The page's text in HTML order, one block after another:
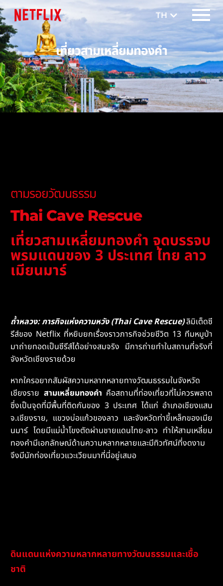
TH
EN
เที่ยวสามเหลี่ยมทองคำ
ตามรอยวัฒนธรรม
Thai Cave Rescue
เที่ยวสามเหลี่ยมทองคำ จุดบรรจบ
พรมแดนของ 3 ประเทศ ไทย ลาว
เมียนมาร์
ถ้ำหลวง: ภารกิจแห่งความหวัง (Thai Cave Rescue)ลิมิเต็ดซี
รีส์ของ Netflix ที่หยิบยกเรื่องราวภารกิจช่วยชีวิต 13 ทีมหมูป่า
มาถ่ายทอดเป็นซีรีส์ได้อย่างสมจริง มีการถ่ายทำในสถานที่จริงที่
จังหวัดเชียงรายด้วย
หากใครอยากสัมผัสความหลากหลายทางวัฒนธรรมในจังหวัด
เชียงราย สามเหลี่ยมทองคำ คือสถานที่ท่องเที่ยวที่ไม่ควรพลาด
ซึ่งเป็นจุดที่มีพื้นที่ติดกันของ 3 ประเทศ ได้แก่ อำเภอเชียงแสน
จ.เชียงราย, แขวงบ่อแก้วของลาว และจังหวัดท่าขี้เหล็กของเมีย
นมาร์ โดยมีแม่น้ำโขงตัดผ่านชายแดนไทย-ลาว ทำให้สามเหลี่ยม
ทองคำมีเอกลักษณ์ด้านความหลากหลายและมีทิวทัศน์ที่งดงาม
จึงมีนักท่องเที่ยวแวะเวียนมาที่นี่อยู่เสมอ
ดินแดนแห่งความหลากหลายทางวัฒนธรรมและเชื้อ
ชาติ